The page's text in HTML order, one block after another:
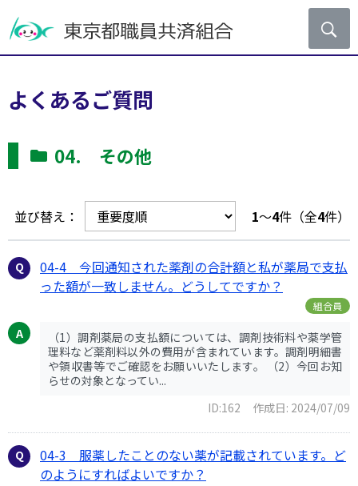
よくあるご質問
04. その他
並び替え： 1～4件（全4件）
04-4 今回通知された薬剤の合計額と私が薬局で支払
った額が一致しません。どうしてですか？
組合員
（1）調剤薬局の支払額については、調剤技術料や薬学管
理料など薬剤料以外の費用が含まれています。調剤明細書
や領収書等でご確認をお願いいたします。 （2）今回お知
らせの対象となってい...
ID:162
作成日: 2024/07/09
04-3 服薬したことのない薬が記載されています。ど
のようにすればよいですか？